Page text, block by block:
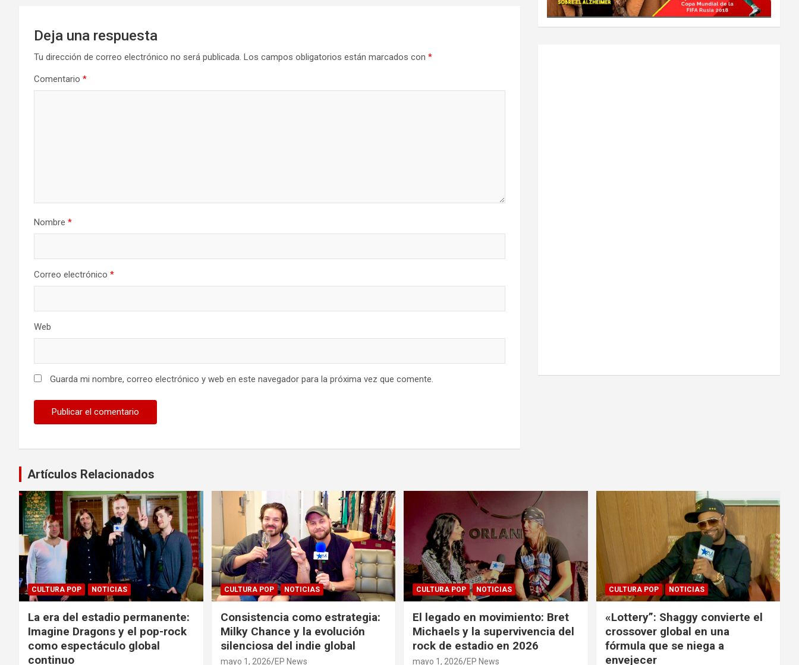
Deja una respuesta
Tu dirección de correo electrónico no será publicada. Los campos obligatorios están marcados con *
Comentario *
Nombre *
Correo electrónico *
Web
Guarda mi nombre, correo electrónico y web en este navegador para la próxima vez que comente.
Artículos Relacionados
CULTURA POP NOTICIAS
La era del estadio permanente:
Imagine Dragons y el pop-rock
como espectáculo global
continuo
CULTURA POP NOTICIAS
Consistencia como estrategia:
Milky Chance y la evolución
silenciosa del indie global
mayo 1, 2026 EP News
CULTURA POP NOTICIAS
El legado en movimiento: Bret
Michaels y la supervivencia del
rock de estadio en 2026
mayo 1, 2026 EP News
CULTURA POP NOTICIAS
«Lottery”: Shaggy convierte el
crossover global en una
fórmula que se niega a
envejecer